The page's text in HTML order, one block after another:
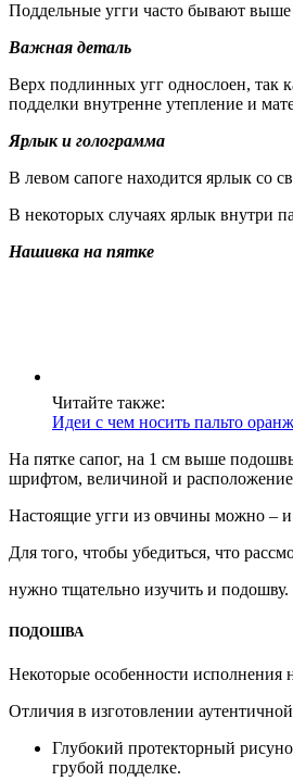
Поддельные угги часто бывают
Важная деталь
Верх подлинных угг однослоен, так
подделки внутренне утепление и
Ярлык и голограмма
В левом сапоге находится ярлык со
В некоторых случаях ярлык внутри
Нашивка на пятке
Читайте также:
Идеи с чем носить пальто
На пятке сапог, на 1 см выше
шрифтом, величиной и
Настоящие угги из овчины можно – и
Для того, чтобы убедиться, что
нужно тщательно изучить и подошву.
ПОДОШВА
Некоторые особенности исполнения
Отличия в изготовлении
Глубокий протекторный
грубой подделке.